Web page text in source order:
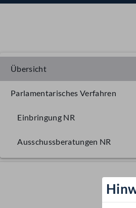
Übersicht
Parlamentarisches Verfahren
Einbringung NR
Ausschussberatungen NR